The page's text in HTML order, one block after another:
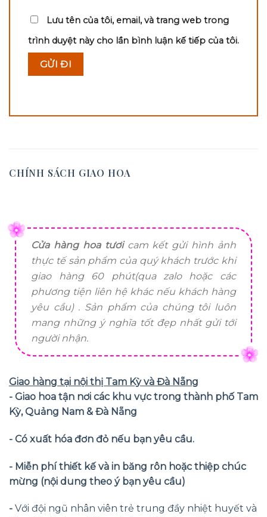
Lưu tên của tôi, email, và trang web trong
trình duyệt này cho lần bình luận kế tiếp của tôi.
CHÍNH SÁCH GIAO HOA
Cửa hàng hoa tươicam kết gửi hình ảnh
thực tế sản phẩm của quý khách trước khi
giao hàng 60 phút(qua zalo hoặc các
phương tiện liên hệ khác nếu khách hàng
yêu cầu) . Sản phẩm của chúng tôi luôn
mang những ý nghĩa tốt đẹp nhất gửi tới
người nhận.
Giao hàng tại nội thị Tam Kỳ và Đà Nẵng
- Giao hoa tận nơi các khu vực trong thành phố Tam
Kỳ, Quảng Nam & Đà Nẵng
- Có xuất hóa đơn đỏ nếu bạn yêu cầu.
- Miễn phí thiết kế và in băng rôn hoặc thiệp chúc
mừng (nội dung theo ý bạn yêu cầu)
- Với đội ngũ nhân viên trẻ trung đầy nhiệt huyết và